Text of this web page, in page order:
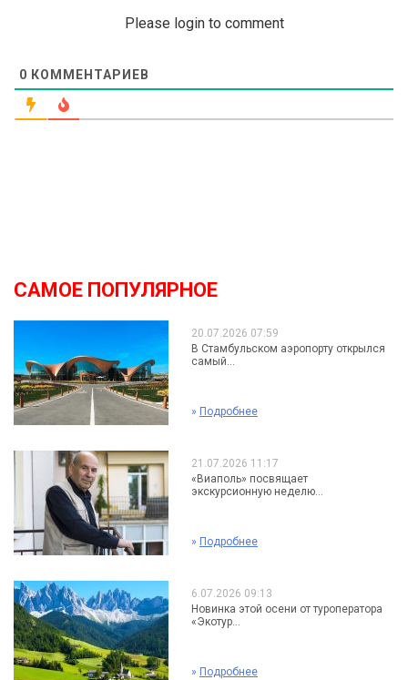
Please login to comment
0 КОММЕНТАРИЕВ
САМОЕ ПОПУЛЯРНОЕ
20.07.2026 07:59
В Стамбульском аэропорту открылся
самый...
» Подробнее
21.07.2026 11:17
«Виаполь» посвящает
экскурсионную неделю...
» Подробнее
6.07.2026 09:13
Новинка этой осени от туроператора
«Экотур...
» Подробнее